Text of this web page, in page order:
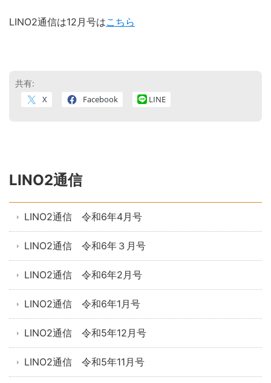
LINO2通信は12月号はこちら
共有:
X Facebook LINE
LINO2通信
LINO2通信 令和6年4月号
LINO2通信 令和6年３月号
LINO2通信 令和6年2月号
LINO2通信 令和6年1月号
LINO2通信 令和5年12月号
LINO2通信 令和5年11月号